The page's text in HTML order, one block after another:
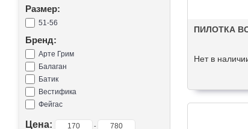
Размер:
51-56
Бренд:
Арте Грим
Балаган
Батик
Вестифика
Фейгас
Цена: -
ПИЛОТКА
Нет в